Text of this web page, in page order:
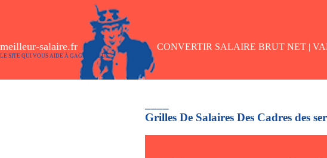
meilleur-salaire.fr CONVERTIR SALAIRE BRUT NET |
LE SITE QUI VOUS AIDE À GAGNER PLUS
Grilles De Salaires Des Cadres des